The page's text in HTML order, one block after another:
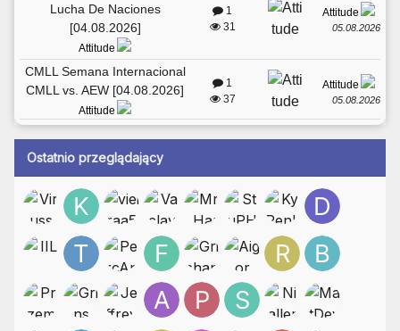
Lucha De Naciones
[04.08.2026]
Attitude
1
31
Attitude
05.08.2026
CMLL Semana Internacional
CMLL vs. AEW [04.08.2026]
Attitude
1
37
Attitude
05.08.2026
Ostatnio przeglądający